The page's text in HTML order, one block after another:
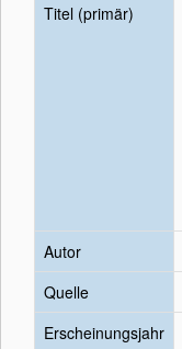
Titel (primär)
Autor
Quelle
Erscheinungsjahr